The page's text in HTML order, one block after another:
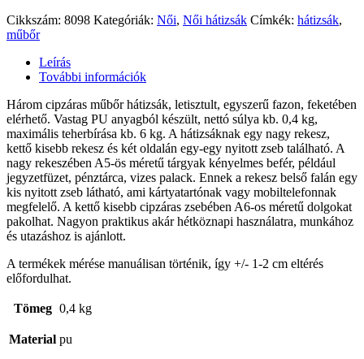
Cikkszám: 8098 Kategóriák: Női, Női hátizsák Címkék: hátizsák,
műbőr
Leírás
További információk
Három cipzáras műbőr hátizsák, letisztult, egyszerű fazon, feketében
elérhető. Vastag PU anyagból készült, nettó súlya kb. 0,4 kg,
maximális teherbírása kb. 6 kg. A hátizsáknak egy nagy rekesz,
kettő kisebb rekesz és két oldalán egy-egy nyitott zseb található. A
nagy rekeszében A5-ös méretű tárgyak kényelmes befér, például
jegyzetfüzet, pénztárca, vizes palack. Ennek a rekesz belső falán egy
kis nyitott zseb látható, ami kártyatartónak vagy mobiltelefonnak
megfelelő. A kettő kisebb cipzáras zsebében A6-os méretű dolgokat
pakolhat. Nagyon praktikus akár hétköznapi használatra, munkához
és utazáshoz is ajánlott.
A termékek mérése manuálisan történik, így +/- 1-2 cm eltérés
előfordulhat.
Tömeg 0,4 kg
Material pu